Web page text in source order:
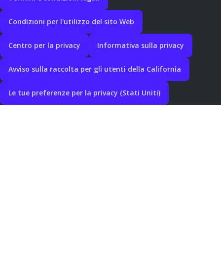
Condizioni per l'utilizzo del sito Web
Centro per la privacy Informativa sulla privacy
Avviso sulla raccolta per gli utenti della California
Le tue preferenze per la privacy (Stati Uniti)